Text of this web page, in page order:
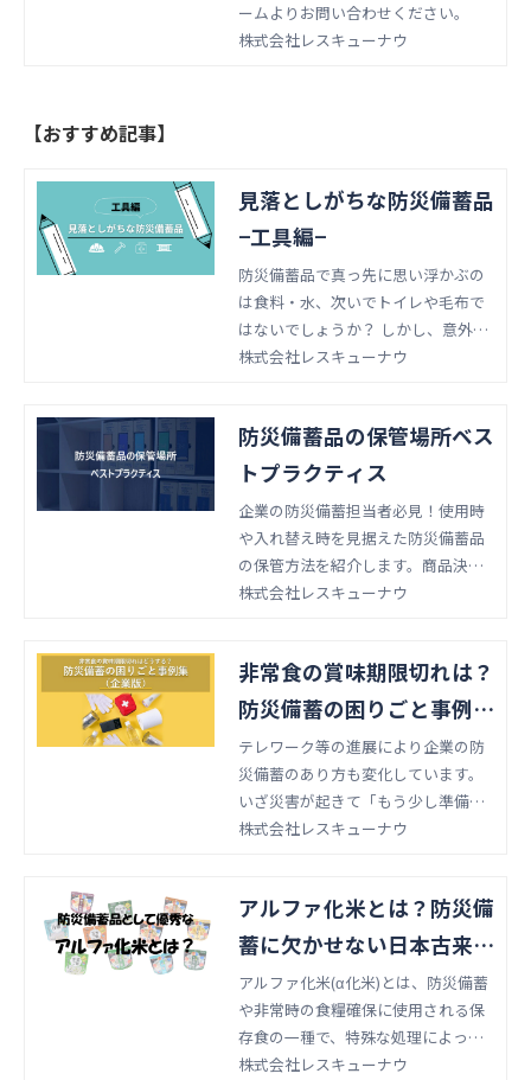
ームよりお問い合わせください。
株式会社レスキューナウ
【おすすめ記事】
見落としがちな防災備蓄品
−工具編−
防災備蓄品で真っ先に思い浮かぶの
は食料・水、次いでトイレや毛布で
はないでしょうか？ しかし、意外と
見落としがちなのが工具類です。 こ
か、紹介します。
株式会社レスキューナウ
防災備蓄品の保管場所ベス
トプラクティス
企業の防災備蓄担当者必見！使用時
や入れ替え時を見据えた防災備蓄品
の保管方法を紹介します。商品決定
後にも準備すること…意外とたくさ
株式会社レスキューナウ
非常食の賞味期限切れは？
防災備蓄の困りごと事例集
（企業版）
テレワーク等の進展により企業の防
災備蓄のあり方も変化しています。
いざ災害が起きて「もう少し準備し
ていれば」「これがなくて困った」
防災備蓄品のお困り事を事例集とし
てまとめました。
株式会社レスキューナウ
アルファ化米とは？防災備
蓄に欠かせない日本古来の
保存食！
アルファ化米(α化米)とは、防災備蓄
や非常時の食糧確保に使用される保
存食の一種で、特殊な処理によって
長期保存が可能なお米です。非常に
株式会社レスキューナウ